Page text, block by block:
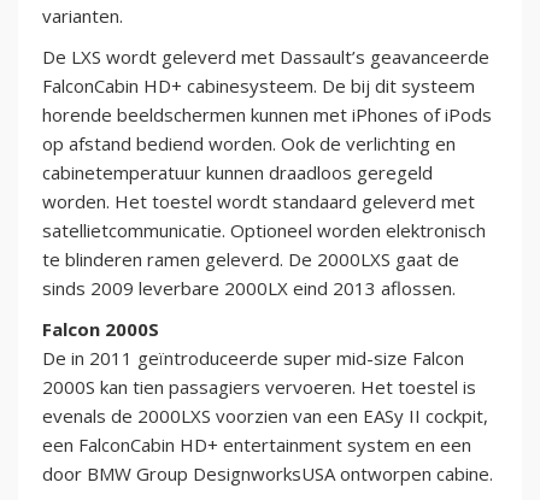
varianten.
De LXS wordt geleverd met Dassault’s geavanceerde
FalconCabin HD+ cabinesysteem. De bij dit systeem
horende beeldschermen kunnen met iPhones of iPods
op afstand bediend worden. Ook de verlichting en
cabinetemperatuur kunnen draadloos geregeld
worden. Het toestel wordt standaard geleverd met
satellietcommunicatie. Optioneel worden elektronisch
te blinderen ramen geleverd. De 2000LXS gaat de
sinds 2009 leverbare 2000LX eind 2013 aflossen.
Falcon 2000S
De in 2011 geïntroduceerde super mid-size Falcon
2000S kan tien passagiers vervoeren. Het toestel is
evenals de 2000LXS voorzien van een EASy II cockpit,
een FalconCabin HD+ entertainment system en een
door BMW Group DesignworksUSA ontworpen cabine.